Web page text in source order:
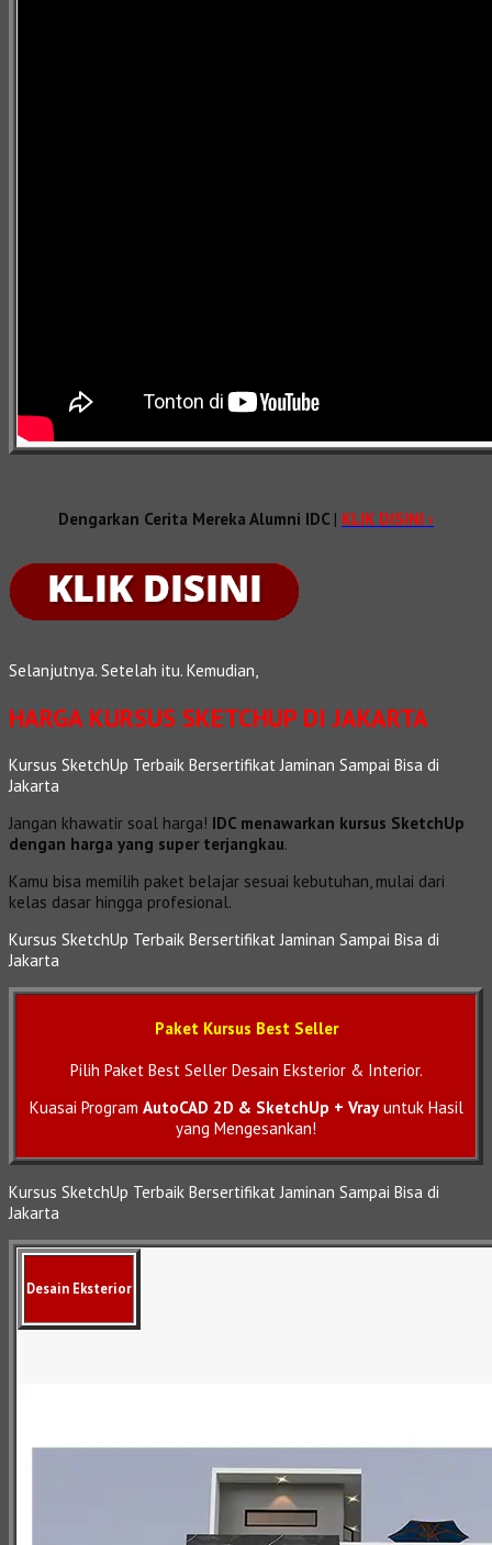
Dengarkan Cerita Mereka Alumni IDC | KLIK DISINI ›
Selanjutnya. Setelah itu. Kemudian,
HARGA KURSUS SKETCHUP DI JAKARTA
Kursus SketchUp Terbaik Bersertifikat Jaminan Sampai Bisa di
Jakarta
Jangan khawatir soal harga! IDC menawarkan kursus SketchUp
dengan harga yang super terjangkau.
Kamu bisa memilih paket belajar sesuai kebutuhan, mulai dari
kelas dasar hingga profesional.
Kursus SketchUp Terbaik Bersertifikat Jaminan Sampai Bisa di
Jakarta
Paket Kursus Best Seller
Pilih Paket Best Seller Desain Eksterior & Interior.
Kuasai Program AutoCAD 2D & SketchUp + Vrayuntuk Hasil
yang Mengesankan!
Kursus SketchUp Terbaik Bersertifikat Jaminan Sampai Bisa di
Jakarta
Desain Eksterior